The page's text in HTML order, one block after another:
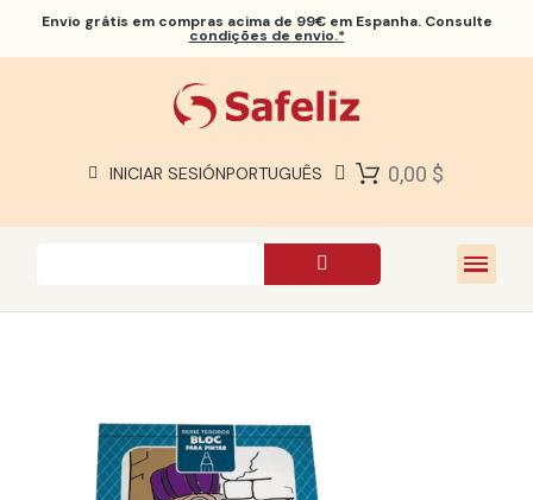
Envio grátis em compras acima de 99€ em Espanha. Consulte
condições de envio.*
INICIAR SESIÓNPORTUGUÊS 0,00 $
SOBRE NÓS